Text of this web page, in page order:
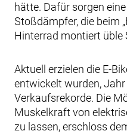
hätte. Dafür sorgen
Stoßdämpfer, die beim
Hinterrad montiert üble
Aktuell erzielen die E-
entwickelt wurden,
Verkaufsrekorde. Die
Muskelkraft von
zu lassen, erschloss